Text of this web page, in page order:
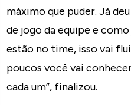
máximo que puder. Já
de jogo da equipe e
estão no time, isso vai
poucos você vai
cada um”, finalizou.